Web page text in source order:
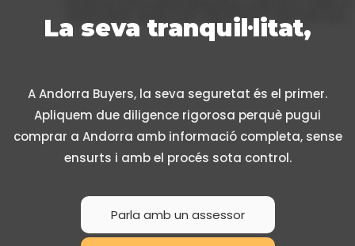
La seva tranquil·litat,
A Andorra Buyers, la seva seguretat és el primer.
Apliquem due diligence rigorosa perquè pugui
comprar a Andorra amb informació completa, sense
ensurts i amb el procés sota control.
Parla amb un assessor